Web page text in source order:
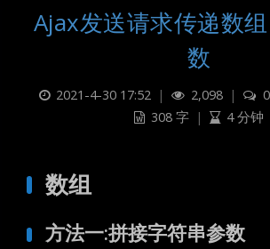
Ajax发送请求传递数
数
2021-4-30 17:52 | 2,098 | 0
308 字 | 4 分钟
数组
方法一:拼接字符串参数